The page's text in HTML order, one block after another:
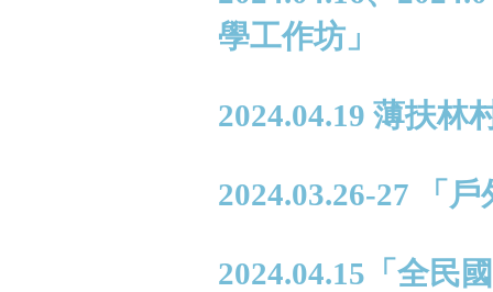
學工作坊」
2024.04.19 薄扶林
2024.03.26-27 「
2024.04.15「全民